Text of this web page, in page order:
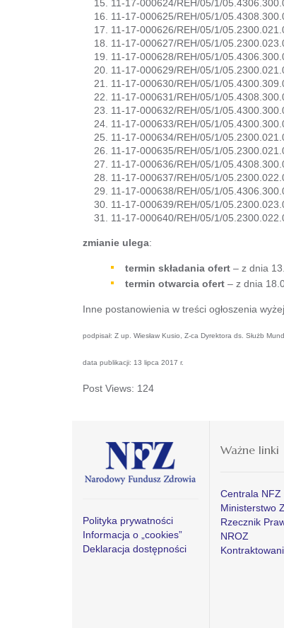
11-17-000624/REH/05/1/
11-17-000625/REH/05/1/
11-17-000626/REH/05/1/
11-17-000627/REH/05/1/
11-17-000628/REH/05/1/
11-17-000629/REH/05/1/
11-17-000630/REH/05/1/
11-17-000631/REH/05/1/
11-17-000632/REH/05/1/
11-17-000633/REH/05/1/
11-17-000634/REH/05/1/
11-17-000635/REH/05/1/
11-17-000636/REH/05/1/
11-17-000637/REH/05/1/
11-17-000638/REH/05/1/
11-17-000639/REH/05/1/
11-17-000640/REH/05/1/
zmianie ulega:
termin składania ofert – z dnia
termin otwarcia ofert – z dnia
Inne postanowienia w treści ogłoszenia
podpisał: Z up. Wiesław Kusio, Z-ca Dyrektora ds. Służb
data publikacji: 13 lipca 2017 r.
Post Views: 124
Polityka prywatności
Informacja o „cookies”
Deklaracja dostępności
Ważne linki
Centrala NFZ
Ministerstwo
Rzecznik
NROZ